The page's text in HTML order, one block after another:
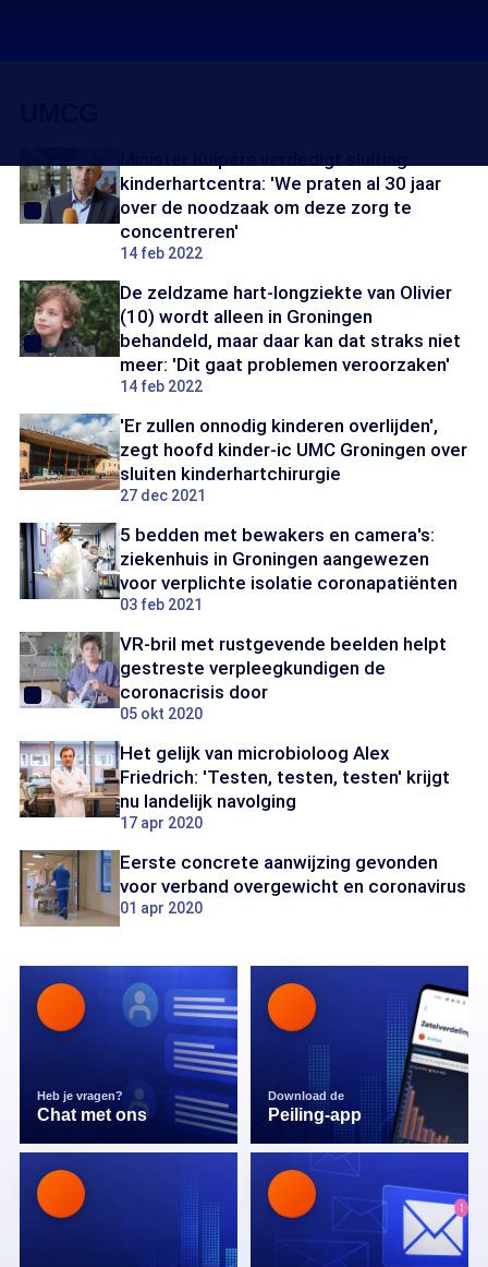
kinderhartcentra: 'We praten al 30 jaar
over de noodzaak om deze zorg te
concentreren'
14 feb 2022
De zeldzame hart-longziekte van Olivier
(10) wordt alleen in Groningen
behandeld, maar daar kan dat straks niet
meer: 'Dit gaat problemen veroorzaken'
14 feb 2022
'Er zullen onnodig kinderen overlijden',
zegt hoofd kinder-ic UMC Groningen over
sluiten kinderhartchirurgie
27 dec 2021
5 bedden met bewakers en camera's:
ziekenhuis in Groningen aangewezen
voor verplichte isolatie coronapatiënten
03 feb 2021
VR-bril met rustgevende beelden helpt
gestreste verpleegkundigen de
coronacrisis door
05 okt 2020
Het gelijk van microbioloog Alex
Friedrich: 'Testen, testen, testen' krijgt
nu landelijk navolging
17 apr 2020
Eerste concrete aanwijzing gevonden
voor verband overgewicht en coronavirus
01 apr 2020
Heb je vragen?
Chat met ons
Download de
Peiling-app